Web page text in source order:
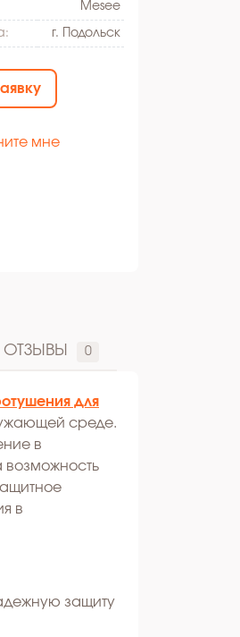
Mesee
г. Подольск
мне
ОТЗЫВЫ 0
для
среде.
в
в
защиту